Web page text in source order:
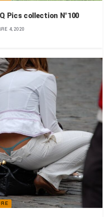
Pics collection N°100
4, 2020